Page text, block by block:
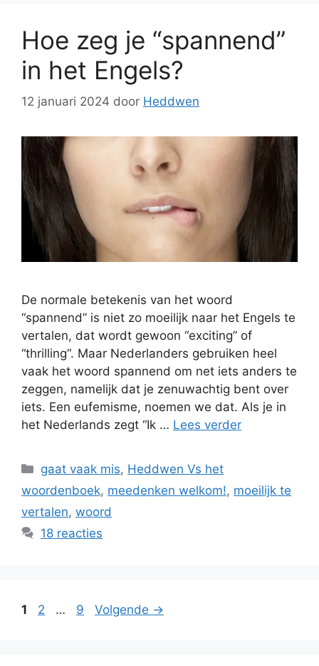
Hoe zeg je “spannend”
in het Engels?
12 januari 2024 door Heddwen
De normale betekenis van het woord
“spannend” is niet zo moeilijk naar het Engels te
vertalen, dat wordt gewoon “exciting” of
“thrilling“. Maar Nederlanders gebruiken heel
vaak het woord spannend om net iets anders te
zeggen, namelijk dat je zenuwachtig bent over
iets. Een eufemisme, noemen we dat. Als je in
het Nederlands zegt “Ik … Lees verder
Categorieën
gaat vaak mis, Heddwen Vs het
woordenboek, meedenken welkom!, moeilijk te
vertalen, woord
18 reacties
Pagina
1 Pagina
2 … Pagina
9 Volgende →